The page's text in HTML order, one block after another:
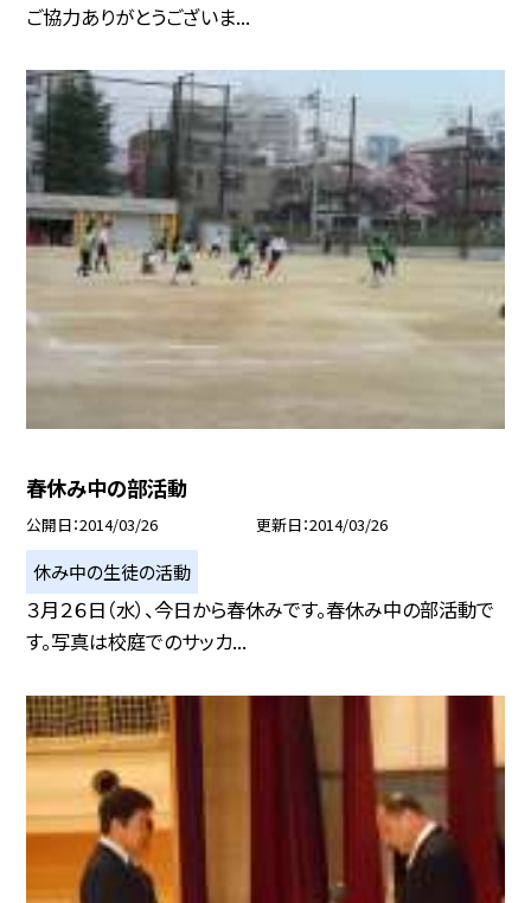
ご協力ありがとうございま...
春休み中の部活動
公開日 2014/03/26 更新日 2014/03/26
休み中の生徒の活動
３月２６日（水）、今日から春休みです。春休み中の部活動で
す。写真は校庭でのサッカ...